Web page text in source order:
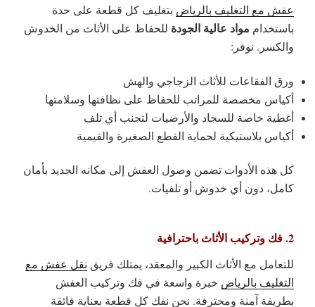
عفش مع التغليف بالرياض بتغليف كل قطعة على حدة
باستخدام مواد عالية الجودة للحفاظ على الأثاث من الخدوش
والكسر. نوفر:
ورق الفقاعات للأثاث الزجاجي والهش
أكياس مخصصة للمراتب للحفاظ على نظافتها وسلامتها
أغطية خاصة للسجاد والأرضيات لتجنب أي تلف
أكياس بلاستيكية لحماية القطع الصغيرة والقيمية
كل هذه الأدوات تضمن وصول العفش إلى مكانه الجديد بأمان
كامل، دون أي خدوش أو تلفيات.
2. فك وتركيب الأثاث باحترافية
للتعامل مع الأثاث الكبير والمعقد، يمتلك فريق نقل عفش مع
التغليف بالرياض خبرة واسعة في فك وتركيب العفش
بطريقة آمنة ومحترفة. نحن نفك كل قطعة بعناية فائقة